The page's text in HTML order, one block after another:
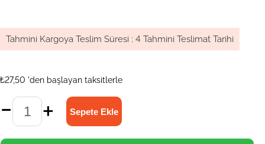
Tahmini Kargoya Teslim Süresi : 4 Tahmini Teslimat Tarihi
₺27,50 'den başlayan taksitlerle